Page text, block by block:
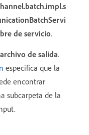
de servicio.
de salida.
especifica que la
encontrar
subcarpeta de la